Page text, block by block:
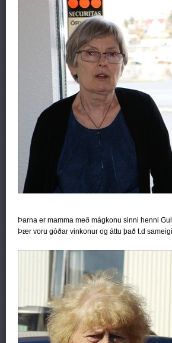
Þarna er mamma með mágkonu sinni henni
Þær voru góðar vinkonur og áttu það t.d